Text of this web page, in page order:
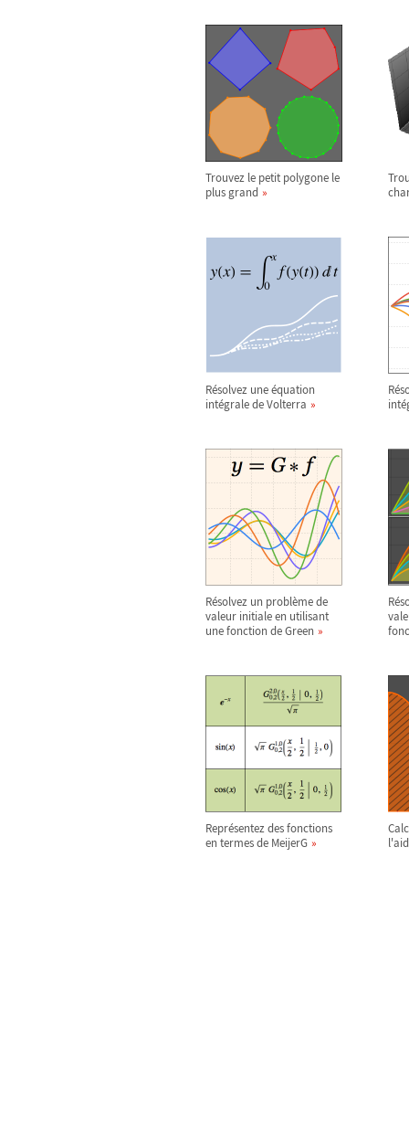
Trouvez le petit polygone le
plus grand
Résolvez une équation
intégrale de Volterra
Résolvez un problème de
valeur initiale en utilisant
une fonction de Green
Représentez des fonctions
en termes de MeijerG